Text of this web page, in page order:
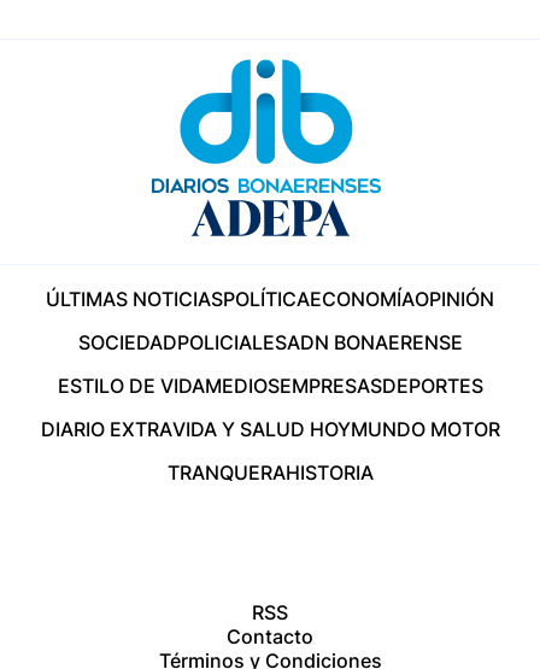
ÚLTIMAS NOTICIASPOLÍTICAECONOMÍAOPINIÓN
SOCIEDADPOLICIALESADN BONAERENSE
ESTILO DE VIDAMEDIOSEMPRESASDEPORTES
DIARIO EXTRAVIDA Y SALUD HOYMUNDO MOTOR
TRANQUERAHISTORIA
RSS
Contacto
Términos y Condiciones